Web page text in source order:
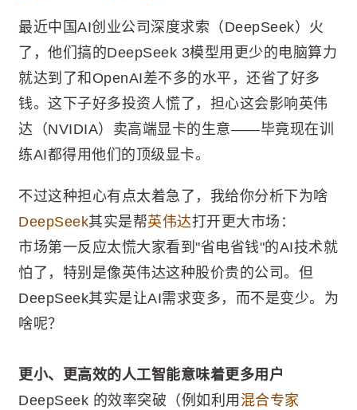
最近中国AI创业公司深度求索（DeepSeek）火
了，他们搞的DeepSeek 3模型用更少的电脑算力
就达到了和OpenAI差不多的水平，还省了好多
钱。这下子好多投资人慌了，担心这会影响英伟
达（NVIDIA）卖高端显卡的生意——毕竟现在训
练AI都得用他们的顶级显卡。
不过这种担心有点太着急了，我给你分析下为啥
DeepSeek其实是帮英伟达打开更大市场：
市场第一反应太慌大家看到"省电省钱"的AI技术就
怕了，特别是像英伟达这种股价贵的公司。但
DeepSeek其实是让AI需求变多，而不是变少。为
啥呢？
更小、更高效的人工智能意味着更多用户
DeepSeek 的效率突破（例如利用 混合专家